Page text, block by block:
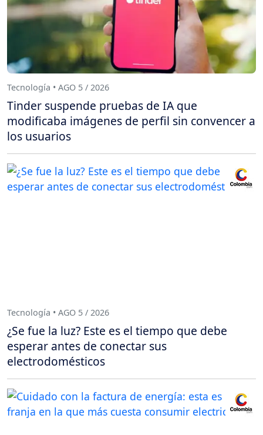
Tecnología • AGO 5 / 2026
Tinder suspende pruebas de IA que
modificaba imágenes de perfil sin convencer a
los usuarios
Tecnología • AGO 5 / 2026
¿Se fue la luz? Este es el tiempo que debe
esperar antes de conectar sus
electrodomésticos